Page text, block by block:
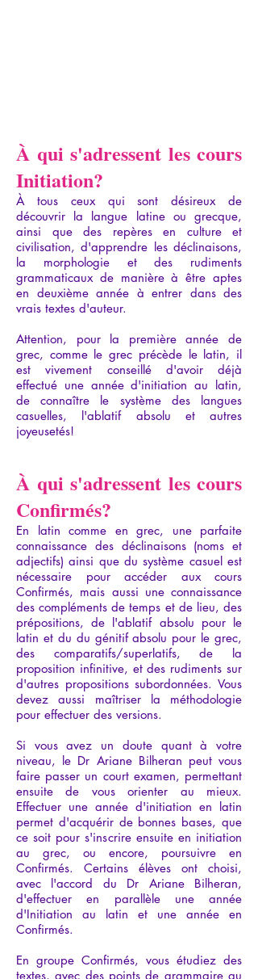
À qui s'adressent les cours
Initiation?
À tous ceux qui sont désireux de
découvrir la langue latine ou grecque,
ainsi que des repères en culture et
civilisation, d'apprendre les déclinaisons,
la morphologie et des rudiments
grammaticaux de manière à être aptes
en deuxième année à entrer dans des
vrais textes d'auteur.
Attention, pour la première année de
grec, comme le grec précède le latin, il
est vivement conseillé d'avoir déjà
effectué une année d'initiation au latin,
de connaître le système des langues
casuelles, l'ablatif absolu et autres
joyeusetés!
À qui s'adressent les cours
Confirmés?
En latin comme en grec, une parfaite
connaissance des déclinaisons (noms et
adjectifs) ainsi que du système casuel est
nécessaire pour accéder aux cours
Confirmés, mais aussi une connaissance
des compléments de temps et de lieu, des
prépositions, de l'ablatif absolu pour le
latin et du du génitif absolu pour le grec,
des comparatifs/superlatifs, de la
proposition infinitive, et des rudiments sur
d'autres propositions subordonnées. Vous
devez aussi maîtriser la méthodologie
pour effectuer des versions.
Si vous avez un doute quant à votre
niveau, le Dr Ariane Bilheran peut vous
faire passer un court examen, permettant
ensuite de vous orienter au mieux.
Effectuer une année d'initiation en latin
permet d'acquérir de bonnes bases, que
ce soit pour s'inscrire ensuite en initiation
au grec, ou encore, poursuivre en
Confirmés. Certains élèves ont choisi,
avec l'accord du Dr Ariane Bilheran,
d'effectuer en parallèle une année
d'Initiation au latin et une année en
Confirmés.
En groupe Confirmés, vous étudiez des
textes, avec des points de grammaire au